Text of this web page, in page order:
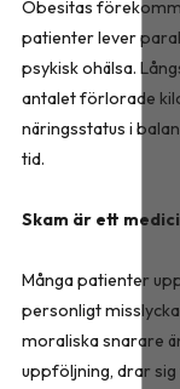
Obesitas
patienter lever
psykisk ohälsa.
antalet förlorade
näringsstatus i
tid.
Skam är ett
Många patienter
personligt
moraliska snarare
uppföljning, drar